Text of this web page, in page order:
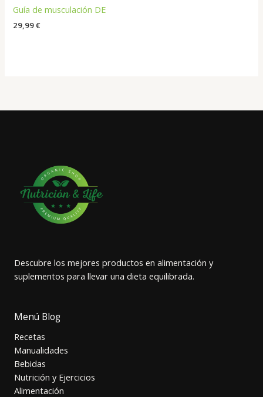
Guía de musculación DE
29,99€
Descubre los mejores productos en alimentación y
suplementos para llevar una dieta equilibrada.
Menú Blog
Recetas
Manualidades
Bebidas
Nutrición y Ejercicios
Alimentación